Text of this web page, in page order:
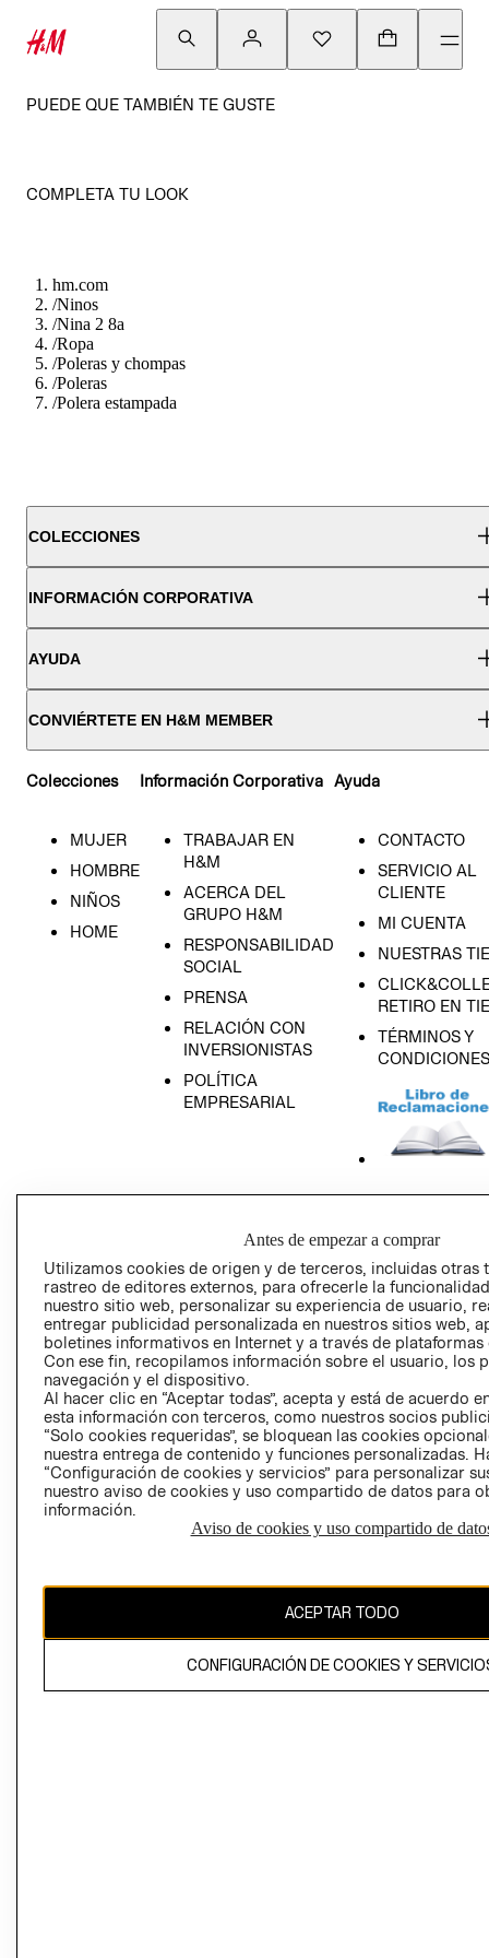
PUEDE QUE TAMBIÉN TE GUSTE
COMPLETA TU LOOK
hm.com
/Ninos
/Nina 2 8a
/Ropa
/Poleras y chompas
/Poleras
/Polera estampada
COLECCIONES
INFORMACIÓN CORPORATIVA
AYUDA
CONVIÉRTETE EN H&M MEMBER
Colecciones
MUJER
HOMBRE
NIÑOS
HOME
Información Corporativa
TRABAJAR EN
H&M
ACERCA DEL
GRUPO H&M
RESPONSABILIDAD
SOCIAL
PRENSA
RELACIÓN CON
INVERSIONISTAS
POLÍTICA
EMPRESARIAL
Ayuda
CONTACTO
SERVICIO AL
CLIENTE
MI CUENTA
NUESTRAS
RETIRO EN
TÉRMINOS Y
CONDICIONES
GIFT CARD
AVISO DE
Perú (S/)
CAMBIAR REGIÓN
propiedad de H&M Hennes & Mauritz AB
Antes de empezar a comprar
Utilizamos cookies de origen y de terceros, incluidas otras
rastreo de editores externos, para ofrecerle la
nuestro sitio web, personalizar su experiencia de usuario,
entregar publicidad personalizada en nuestros sitios web,
boletines informativos en Internet y a través de plataformas
Con ese fin, recopilamos información sobre el usuario, los
navegación y el dispositivo.
Al hacer clic en “Aceptar todas”, acepta y está de acuerdo
esta información con terceros, como nuestros socios
“Solo cookies requeridas”, se bloquean las cookies
nuestra entrega de contenido y funciones personalizadas.
“Configuración de cookies y servicios” para personalizar
nuestro aviso de cookies y uso compartido de datos para
información.
Aviso de cookies y uso compartido de
ACEPTAR TODO
CONFIGURACIÓN DE COOKIES Y